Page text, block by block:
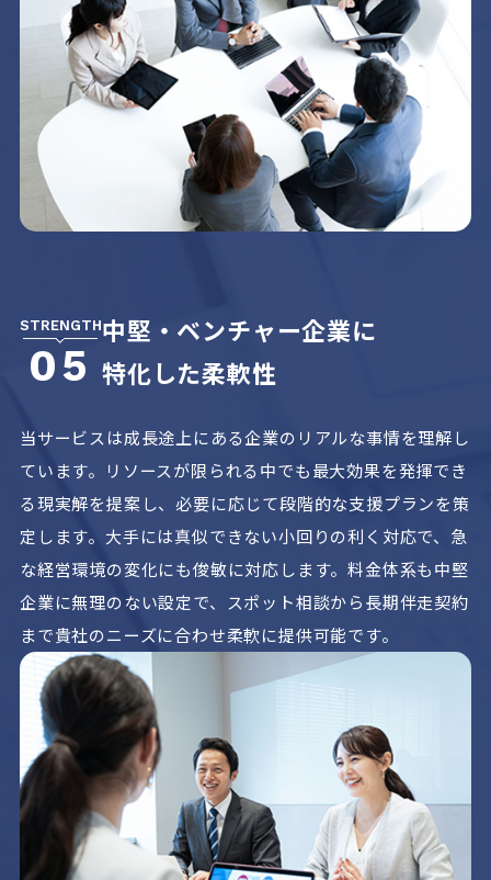
STRENGTH
05
中堅・ベンチャー企業に
特化した柔軟性
当サービスは成長途上にある企業のリアルな事情を理解し
ています。リソースが限られる中でも最大効果を発揮でき
る現実解を提案し、必要に応じて段階的な支援プランを策
定します。大手には真似できない小回りの利く対応で、急
な経営環境の変化にも俊敏に対応します。料金体系も中堅
企業に無理のない設定で、スポット相談から長期伴走契約
まで貴社のニーズに合わせ柔軟に提供可能です。